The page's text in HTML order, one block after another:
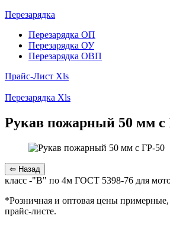
Перезарядка
Перезарядка ОП
Перезарядка ОУ
Перезарядка ОВП
Прайс-Лист Xls
Перезарядка Xls
Рукав пожарный 50 мм c
класс -"В" по 4м ГОСТ 5398-76 для
*Розничная и оптовая цены
прайс-листе.